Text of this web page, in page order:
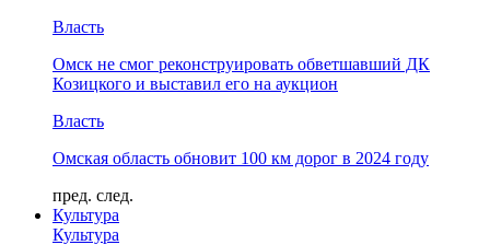
Власть
Омск не смог реконструировать обветшавший ДК
Козицкого и выставил его на аукцион
Власть
Омская область обновит 100 км дорог в 2024 году
пред. след.
Культура
Культура